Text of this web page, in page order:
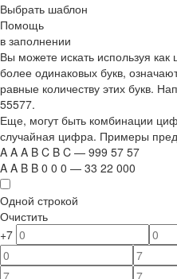
Выбрать шаблон
Помощь
в заполнении
Вы можете искать используя
более одинаковых букв,
равные количеству этих букв.
55577.
Еще, могут быть комбинации
случайная цифра. Примеры
A A A B C B C — 999 57 57
A A B B 0 0 0 — 33 22 000
Одной строкой
Очистить
+7